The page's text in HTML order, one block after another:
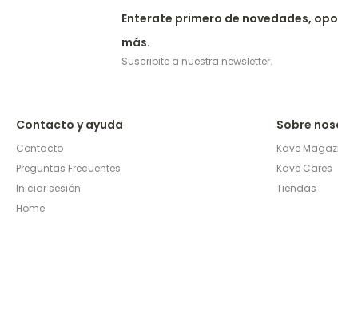
Sobre
Kave
Kave Cares
Tiendas
Contacto y ayuda
Contacto
Preguntas Frecuentes
Iniciar sesión
Home
Enterate primero de novedades,
más.
Suscribite a nuestra newsletter.